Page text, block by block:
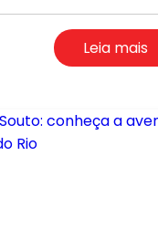
Leia mais